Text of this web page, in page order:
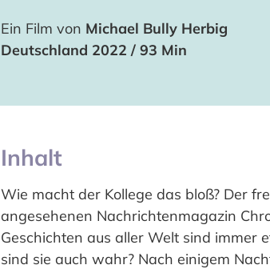
Ein Film von Michael Bully Herbig
Deutschland 2022 / 93 Min
Inhalt
Wie macht der Kollege das bloß? Der
angesehenen Nachrichtenmagazin
Geschichten aus aller Welt sind immer
sind sie auch wahr? Nach einigem